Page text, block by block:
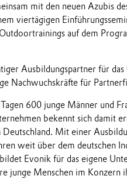
mit den neuen Azubis
viertägigen
auf dem
Ausbildungspartner für
Nachwuchskräfte für
600 junge Männer und
bekennt sich damit
Mit einer
weit über dem deutschen
Evonik für das eigene
junge Menschen im Konzern